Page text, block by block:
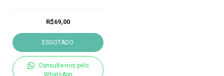
R$69,00
ESGOTADO
Consulte-nos pelo